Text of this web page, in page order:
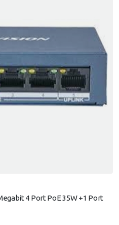
4 Port PoE 35W +1 Port